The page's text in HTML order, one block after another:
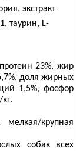
экстракт
таурин, L-
23%, жир
доля жирных
1,5%, фосфор
мелкая/крупная
собак всех